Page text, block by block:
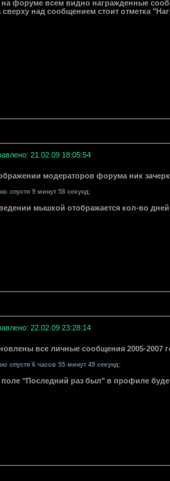
на форуме всем видно награжденные
сверху над сообщением стоит отметка
21.02.09 18:05:54
модераторов форума ник
спустя 9 минут 58 секунд:
мышкой отображается кол-во
22.02.09 23:28:14
все личные сообщения 2005-2007
спустя 6 часов 55 минут 49 секунд:
поле "Последний раз был" в профиле